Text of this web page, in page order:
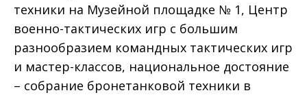
техники на Музейной площадке № 1, Центр
военно-тактических игр с большим
разнообразием командных тактических игр
и мастер-классов, национальное достояние
– собрание бронетанковой техники в